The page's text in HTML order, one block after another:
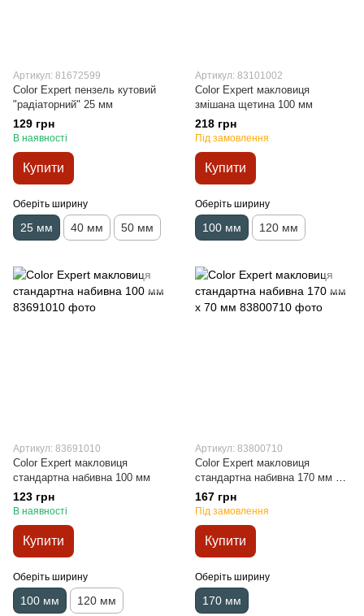
Артикул: 81672599
Color Expert пензель кутовий
"радіаторний" 25 мм
129 грн
В наявності
Купити
Оберіть ширину
25 мм 40 мм 50 мм
Артикул: 83101002
Color Expert макловиця
змішана щетина 100 мм
218 грн
Під замовлення
Купити
Оберіть ширину
100 мм 120 мм
Артикул: 83691010
Color Expert макловиця
стандартна набивна 100 мм
123 грн
В наявності
Купити
Оберіть ширину
100 мм 120 мм
Артикул: 83800710
Color Expert макловиця
стандартна набивна 170 мм x
70 мм
167 грн
Під замовлення
Купити
Оберіть ширину
170 мм